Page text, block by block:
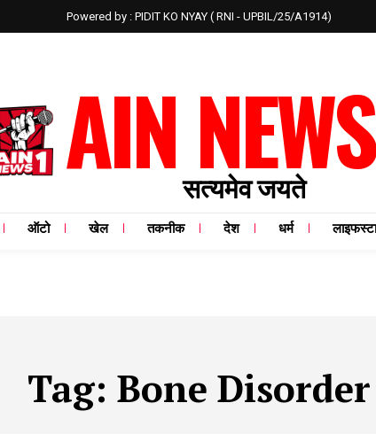
Powered by : PIDIT KO NYAY ( RNI - UPBIL/25/A1914)
AIN
सत्यमेव जयते
ऑटो खेल तकनीक देश धर्म
Tag: Bone Disorder